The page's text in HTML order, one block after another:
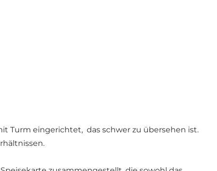
Turm eingerichtet, das schwer zu übersehen ist.